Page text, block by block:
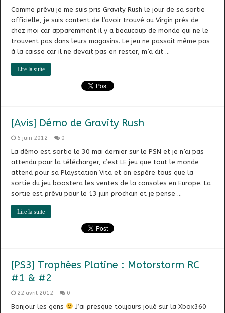
Comme prévu je me suis pris Gravity Rush le jour de sa sortie
officielle, je suis content de l’avoir trouvé au Virgin prés de
chez moi car apparemment il y a beaucoup de monde qui ne le
trouvent pas dans leurs magasins. Le jeu ne passait même pas
à la caisse car il ne devait pas en rester, m’a dit …
Lire la suite
[Avis] Démo de Gravity Rush
6 juin 2012 0
La démo est sortie le 30 mai dernier sur le PSN et je n’ai pas
attendu pour la télécharger, c’est LE jeu que tout le monde
attend pour sa Playstation Vita et on espère tous que la
sortie du jeu boostera les ventes de la consoles en Europe. La
sortie est prévu pour le 13 juin prochain et je pense …
Lire la suite
[PS3] Trophées Platine : Motorstorm RC
#1 & #2
22 avril 2012 0
Bonjour les gens
J’ai presque toujours joué sur la Xbox360